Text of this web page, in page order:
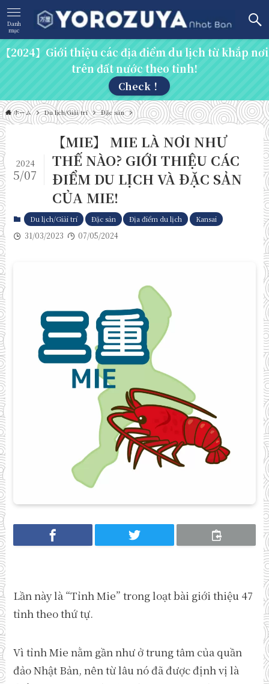
Danh
mục
【2024】Giới thiệu các địa điểm du lịch từ khắp nơi
trên đất nước theo tỉnh!
Check！
ホーム Du lịch/Giải trí Đặc sản
【MIE】 MIE LÀ NƠI NHƯ
THẾ NÀO? GIỚI THIỆU CÁC
ĐIỂM DU LỊCH VÀ ĐẶC SẢN
CỦA MIE!
2024
5/07
Du lịch/Giải trí Đặc sản Địa điểm du lịch Kansai
31/03/2023 07/05/2024
Lần này là “Tỉnh Mie” trong loạt bài giới thiệu 47
tỉnh theo thứ tự.
Vì tỉnh Mie nằm gần như ở trung tâm của quần
đảo Nhật Bản, nên từ lâu nó đã được định vị là